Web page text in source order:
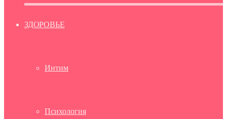
ЗДОРОВЬЕ
Интим
Психология